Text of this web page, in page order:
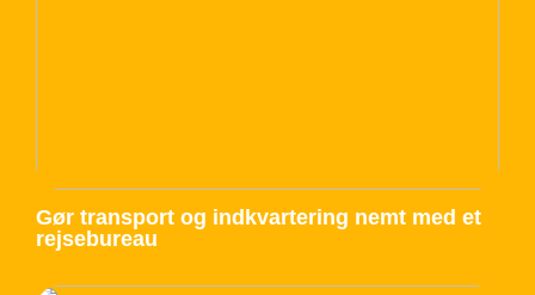
Gør transport og indkvartering nemt med et
rejsebureau